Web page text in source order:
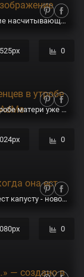
Ребенок на животе стоковое фото. изображение насчитывающей смотреть - 42461554
0
Исследование показало, что у младенцев в утробе матери уже есть предпочтения в еде / AdMe
0
Младенцы в утробе матери плачут, когда она ест капусту - новое исследование
0